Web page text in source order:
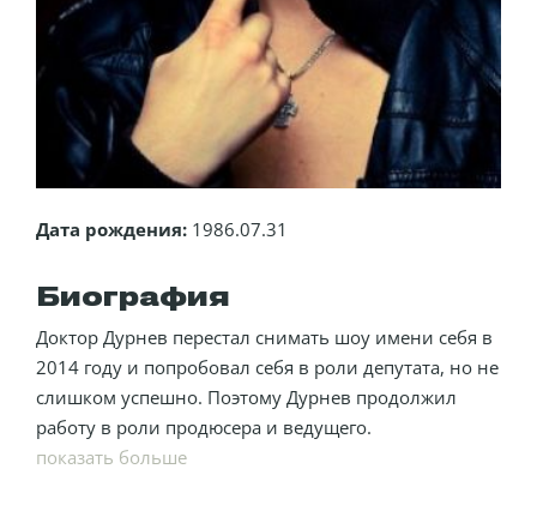
Дата рождения: 1986.07.31
Биография
Доктор Дурнев перестал снимать шоу имени себя в
2014 году и попробовал себя в роли депутата, но не
слишком успешно. Поэтому Дурнев продолжил
работу в роли продюсера и ведущего.
показать больше